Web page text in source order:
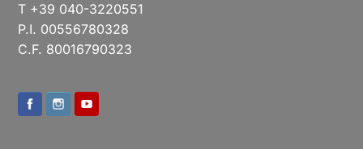
T +39 040-3220551
P.I. 00556780328
C.F. 80016790323